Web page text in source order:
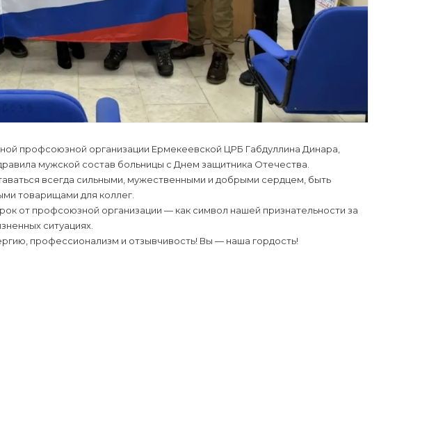
профсоюзной организации Ермекеевской ЦРБ Габдуллина Динара,
мужской состав больницы с Днем защитника Отечества.
всегда сильными, мужественными и добрыми сердцем, быть
товарищами для коллег.
от профсоюзной организации — как символ нашей признательности за
ситуациях.
профессионализм и отзывчивость! Вы — наша гордость!